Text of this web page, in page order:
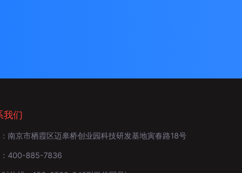
我们
南京市栖霞区迈皋桥创业园科技研发基地寅春路18号
400-885-7836